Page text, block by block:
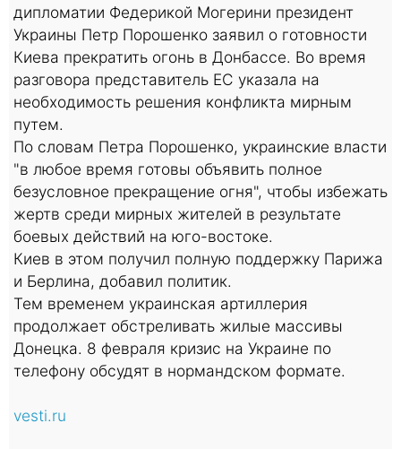
дипломатии Федерикой Могерини президент
Украины Петр Порошенко заявил о готовности
Киева прекратить огонь в Донбассе. Во время
разговора представитель ЕС указала на
необходимость решения конфликта мирным
путем.
По словам Петра Порошенко, украинские власти
"в любое время готовы объявить полное
безусловное прекращение огня", чтобы избежать
жертв среди мирных жителей в результате
боевых действий на юго-востоке.
Киев в этом получил полную поддержку Парижа
и Берлина, добавил политик.
Тем временем украинская артиллерия
продолжает обстреливать жилые массивы
Донецка. 8 февраля кризис на Украине по
телефону обсудят в нормандском формате.
vesti.ru